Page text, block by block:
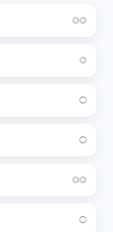
◎◎
◎
◯
◯
◎◎
◯